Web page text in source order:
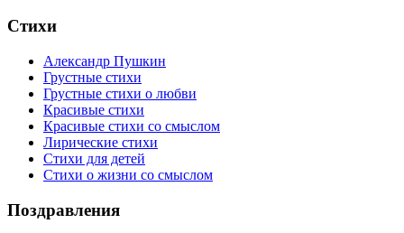
Стихи
Александр Пушкин
Грустные стихи
Грустные стихи о любви
Красивые стихи
Красивые стихи со смыслом
Лирические стихи
Стихи для детей
Стихи о жизни со смыслом
Поздравления